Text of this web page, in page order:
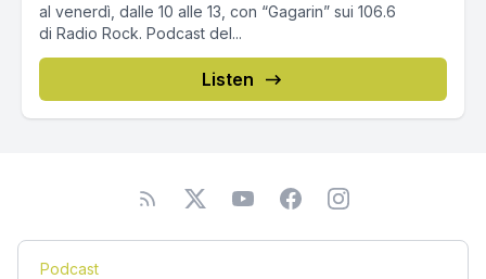
al venerdì, dalle 10 alle 13, con “Gagarin” sui 106.6
di Radio Rock. Podcast del...
Listen
Podcast